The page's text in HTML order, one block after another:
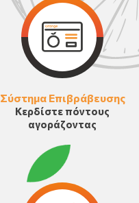
Σύστημα Επιβράβευσης
Κερδίστε πόντους
αγοράζοντας